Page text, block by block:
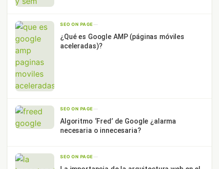
SEO ON PAGE—
¿Qué es Google AMP (páginas móviles
aceleradas)?
SEO ON PAGE—
Algoritmo ‘Fred’ de Google ¿alarma
necesaria o innecesaria?
SEO ON PAGE—